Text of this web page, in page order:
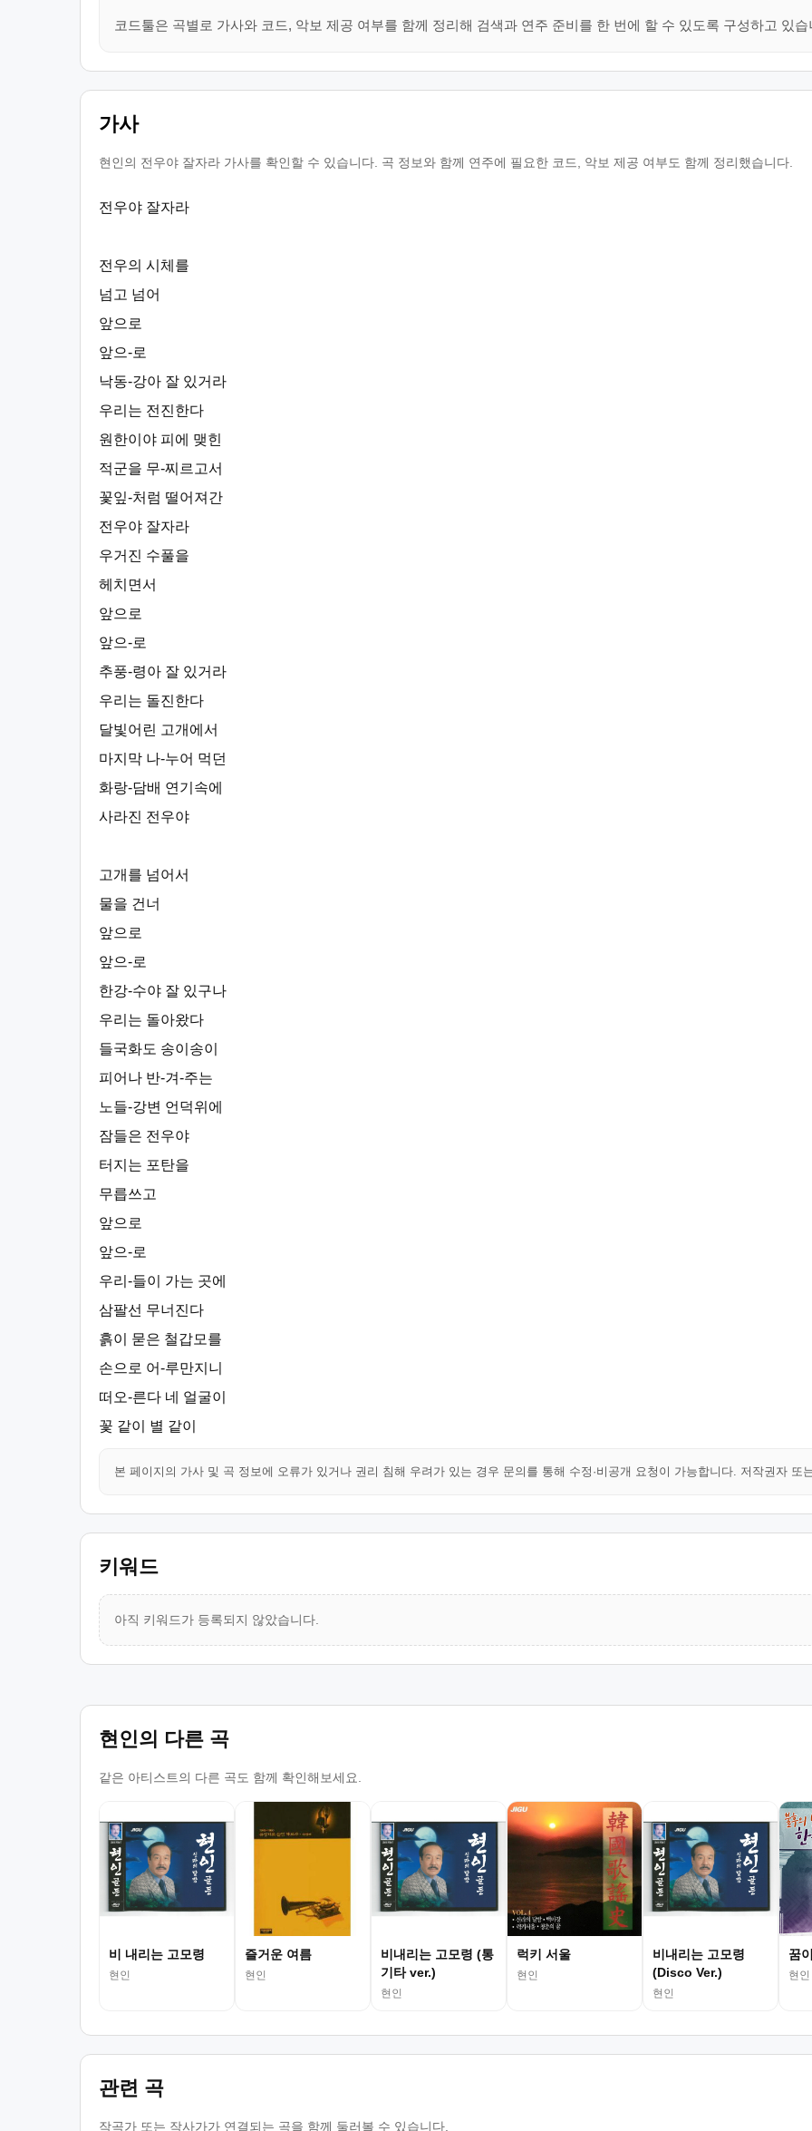
코드툴은 곡별로 가사와 코드, 악보 제공 여부를 함께 정리해 검색과 연주 준비를 한 번에 할 수 있도록 구성하고 있습
가사
현인의 전우야 잘자라 가사를 확인할 수 있습니다. 곡 정보와 함께 연주에 필요한 코드, 악보 제공 여부도 함께 정리했습니다.
전우야 잘자라
전우의 시체를
넘고 넘어
앞으로
앞으-로
낙동-강아 잘 있거라
우리는 전진한다
원한이야 피에 맺힌
적군을 무-찌르고서
꽃잎-처럼 떨어져간
전우야 잘자라
우거진 수풀을
헤치면서
앞으로
앞으-로
추풍-령아 잘 있거라
우리는 돌진한다
달빛어린 고개에서
마지막 나-누어 먹던
화랑-담배 연기속에
사라진 전우야
고개를 넘어서
물을 건너
앞으로
앞으-로
한강-수야 잘 있구나
우리는 돌아왔다
들국화도 송이송이
피어나 반-겨-주는
노들-강변 언덕위에
잠들은 전우야
터지는 포탄을
무릅쓰고
앞으로
앞으-로
우리-들이 가는 곳에
삼팔선 무너진다
흙이 묻은 철갑모를
손으로 어-루만지니
떠오-른다 네 얼굴이
꽃 같이 별 같이
본 페이지의 가사 및 곡 정보에 오류가 있거나 권리 침해 우려가 있는 경우 문의를 통해 수정·비공개 요청이 가능합니다. 저작권자
키워드
아직 키워드가 등록되지 않았습니다.
현인의 다른 곡
같은 아티스트의 다른 곡도 함께 확인해보세요.
비 내리는 고모령
현인
즐거운 여름
현인
비내리는 고모령 (통
기타 ver.)
현인
럭키 서울
현인
비내리는 고모령
(Disco Ver.)
현인
꿈
현인
관련 곡
작곡가 또는 작사가가 연결되는 곡을 함께 둘러볼 수 있습니다.